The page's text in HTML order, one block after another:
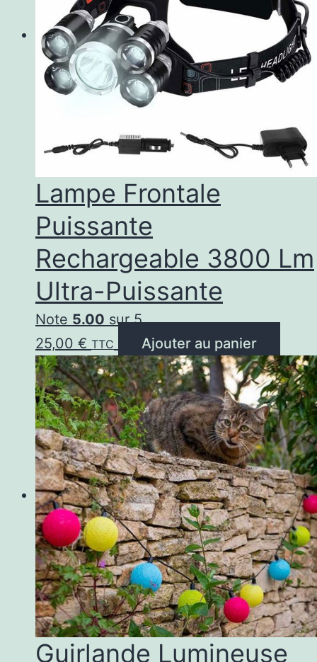
Lampe Frontale
Puissante
Rechargeable 3800 Lm
Ultra-Puissante
Note 5.00 sur 5
25,00 € TTC Ajouter au panier
Guirlande Lumineuse